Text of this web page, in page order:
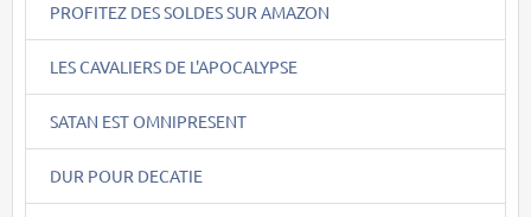
PROFITEZ DES SOLDES SUR AMAZON
LES CAVALIERS DE L'APOCALYPSE
SATAN EST OMNIPRESENT
DUR POUR DECATIE